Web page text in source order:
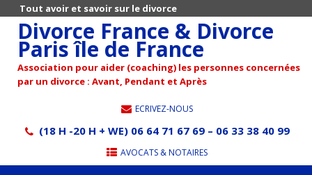
Tout avoir et savoir sur le divorce
Divorce France & Divorce
Paris île de France
Association pour aider (coaching) les personnes concernées
par un divorce : Avant, Pendant et Après
ECRIVEZ-NOUS
(18 H -20 H + WE) 06 64 71 67 69 – 06 33 38 40 99
AVOCATS & NOTAIRES